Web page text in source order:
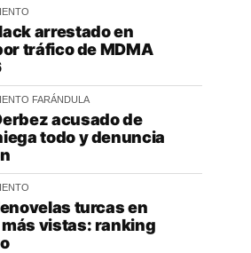
arrestado en
tráfico de MDMA
FARÁNDULA
acusado de
todo y denuncia
turcas en
vistas: ranking